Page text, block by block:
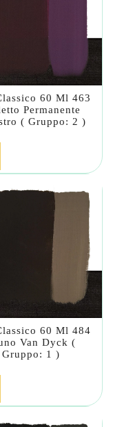
60 Ml 463
Permanente
( Gruppo: 2 )
60 Ml 484
Van Dyck (
Gruppo: 1 )